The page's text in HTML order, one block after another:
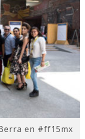
en #ff15mx